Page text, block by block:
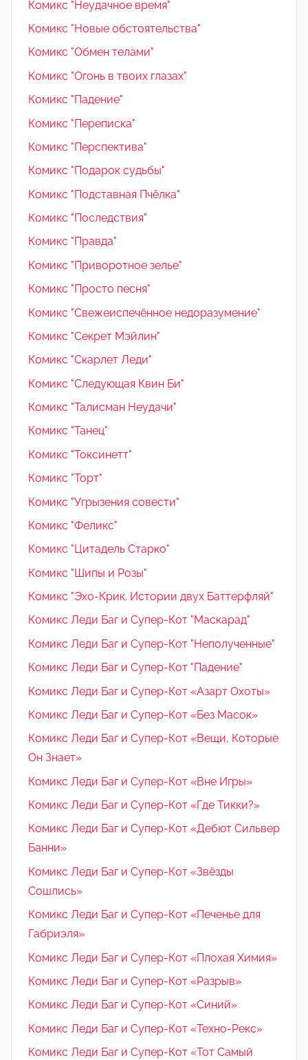
Комикс "Неудачное время"
Комикс "Новые обстоятельства"
Комикс "Обмен телами"
Комикс "Огонь в твоих глазах"
Комикс "Падение"
Комикс "Переписка"
Комикс "Перспектива"
Комикс "Подарок судьбы"
Комикс "Подставная Пчёлка"
Комикс "Последствия"
Комикс "Правда"
Комикс "Приворотное зелье"
Комикс "Просто песня"
Комикс "Свежеиспечённое недоразумение"
Комикс "Секрет Мэйлин"
Комикс "Скарлет Леди"
Комикс "Следующая Квин Би"
Комикс "Талисман Неудачи"
Комикс "Танец"
Комикс "Токсинетт"
Комикс "Торт"
Комикс "Угрызения совести"
Комикс "Феликс"
Комикс "Цитадель Старко"
Комикс "Шипы и Розы"
Комикс "Эхо-Крик. Истории двух Баттерфляй"
Комикс Леди Баг и Супер-Кот "Маскарад"
Комикс Леди Баг и Супер-Кот "Неполученные"
Комикс Леди Баг и Супер-Кот "Падение"
Комикс Леди Баг и Супер-Кот «Азарт Охоты»
Комикс Леди Баг и Супер-Кот «Без Масок»
Комикс Леди Баг и Супер-Кот «Вещи, Которые
Он Знает»
Комикс Леди Баг и Супер-Кот «Вне Игры»
Комикс Леди Баг и Супер-Кот «Где Тикки?»
Комикс Леди Баг и Супер-Кот «Дебют Сильвер
Банни»
Комикс Леди Баг и Супер-Кот «Звёзды
Сошлись»
Комикс Леди Баг и Супер-Кот «Печенье для
Габриэля»
Комикс Леди Баг и Супер-Кот «Плохая Химия»
Комикс Леди Баг и Супер-Кот «Разрыв»
Комикс Леди Баг и Супер-Кот «Синий»
Комикс Леди Баг и Супер-Кот «Техно-Рекс»
Комикс Леди Баг и Супер-Кот «Тот Самый